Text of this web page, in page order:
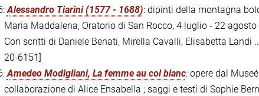
Alessandro Tiarini (1577 - 1688): dipinti della montagna
Maria Maddalena, Oratorio di San Rocco, 4 luglio - 22
Con scritti di Daniele Benati, Mirella Cavalli, Elisabetta Landi
20-6151]
Amedeo Modigliani, La femme au col blanc: opere dal
collaborazione di Alice Ensabella ; saggi e testi di Sophie